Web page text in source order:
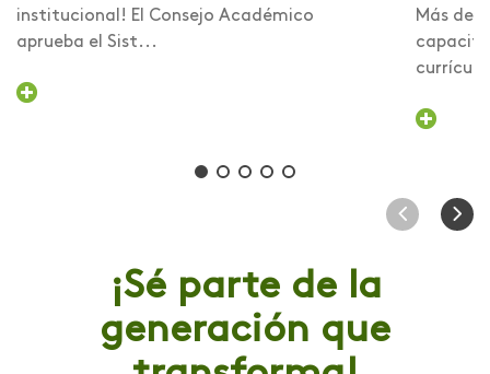
institucional! El Consejo Académico
aprueba el Sist...
Más de
¡Sé parte de la
generación que